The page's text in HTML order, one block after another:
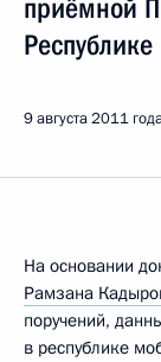
приёмной
Республике
9 августа 2011
На основании
Рамзана
поручений,
в республике